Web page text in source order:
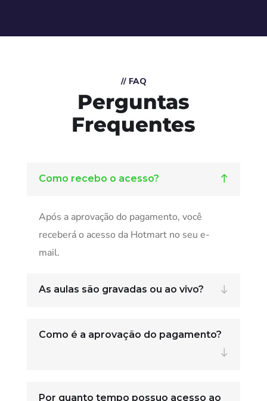
// FAQ
Perguntas
Frequentes
Como recebo o acesso?
Após a aprovação do pagamento, você
receberá o acesso da Hotmart no seu e-
mail.
As aulas são gravadas ou ao vivo?
Como é a aprovação do pagamento?
Por quanto tempo possuo acesso ao